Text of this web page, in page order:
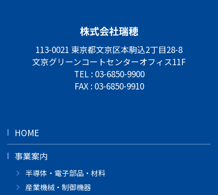
株式会社瑞穂
113-0021 東京都文京区本駒込2丁目28-8
文京グリーンコートセンターオフィス11F
TEL : 03-6850-9900
FAX : 03-6850-9910
HOME
事業案内
半導体・電子部品・材料
産業機械・制御機器